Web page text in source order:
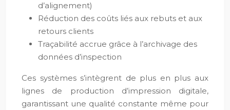
d’alignement)
Réduction des coûts liés aux rebuts et aux
retours clients
Traçabilité accrue grâce à l’archivage des
données d’inspection
Ces systèmes s’intègrent de plus en plus aux
lignes de production d’impression digitale,
garantissant une qualité constante même pour